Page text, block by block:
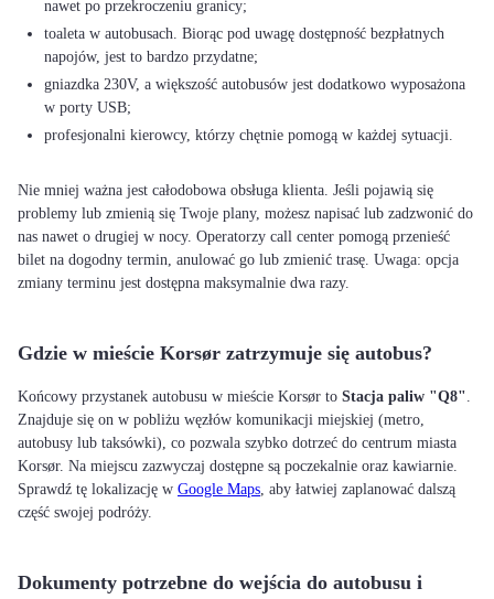
nawet po przekroczeniu granicy;
toaleta w autobusach. Biorąc pod uwagę dostępność bezpłatnych
napojów, jest to bardzo przydatne;
gniazdka 230V, a większość autobusów jest dodatkowo wyposażona
w porty USB;
profesjonalni kierowcy, którzy chętnie pomogą w każdej sytuacji.
Nie mniej ważna jest całodobowa obsługa klienta. Jeśli pojawią się
problemy lub zmienią się Twoje plany, możesz napisać lub zadzwonić do
nas nawet o drugiej w nocy. Operatorzy call center pomogą przenieść
bilet na dogodny termin, anulować go lub zmienić trasę. Uwaga: opcja
zmiany terminu jest dostępna maksymalnie dwa razy.
Gdzie w mieście Korsør zatrzymuje się autobus?
Końcowy przystanek autobusu w mieście Korsør to Stacja paliw "Q8".
Znajduje się on w pobliżu węzłów komunikacji miejskiej (metro,
autobusy lub taksówki), co pozwala szybko dotrzeć do centrum miasta
Korsør. Na miejscu zazwyczaj dostępne są poczekalnie oraz kawiarnie.
Sprawdź tę lokalizację w Google Maps, aby łatwiej zaplanować dalszą
część swojej podróży.
Dokumenty potrzebne do wejścia do autobusu i